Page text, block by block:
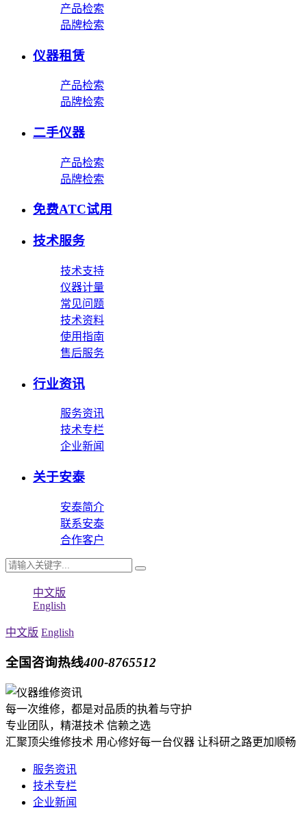
产品检索
品牌检索
仪器租赁
产品检索
品牌检索
二手仪器
产品检索
品牌检索
免费ATC试用
技术服务
技术支持
仪器计量
常见问题
技术资料
使用指南
售后服务
行业资讯
服务资讯
技术专栏
企业新闻
关于安泰
安泰简介
联系安泰
合作客户
中文版
English
中文版 English
全国咨询热线400-8765512
每一次维修，都是对品质的执着与守护
专业团队，精湛技术 信赖之选
汇聚顶尖维修技术 用心修好每一台仪器 让科研之路更加顺畅
服务资讯
技术专栏
企业新闻